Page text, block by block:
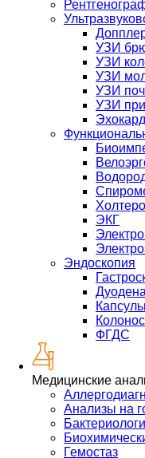
УЗИ
УЗИ
УЗИ
УЗИ
УЗИ
ЭКГ
Эндоскопия
ФГДС
Медицинские
Анализы на
Гемостаз